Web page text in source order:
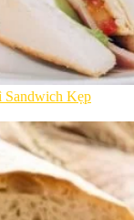
Sandwich Kẹp